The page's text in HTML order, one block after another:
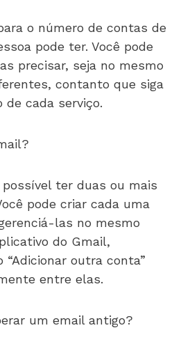
o número de contas de
pode ter. Você pode
precisar, seja no mesmo
contanto que siga
cada serviço.
ter duas ou mais
pode criar cada uma
las no mesmo
do Gmail,
outra conta”
entre elas.
um email antigo?